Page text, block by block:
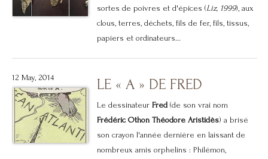
sortes de poivres et d'épices (Liz, 1999), aux
clous, terres, déchets, fils de fer, fils, tissus,
papiers et ordinateurs...
12 May, 2014 LE « A » DE FRED
Le dessinateur Fred(de son vrai nom
Frédéric Othon Théodore Aristidès) a brisé
son crayon l'année dernière en laissant de
nombreux amis orphelins : Philémon,